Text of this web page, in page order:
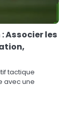
Associer les
tactique
avec une